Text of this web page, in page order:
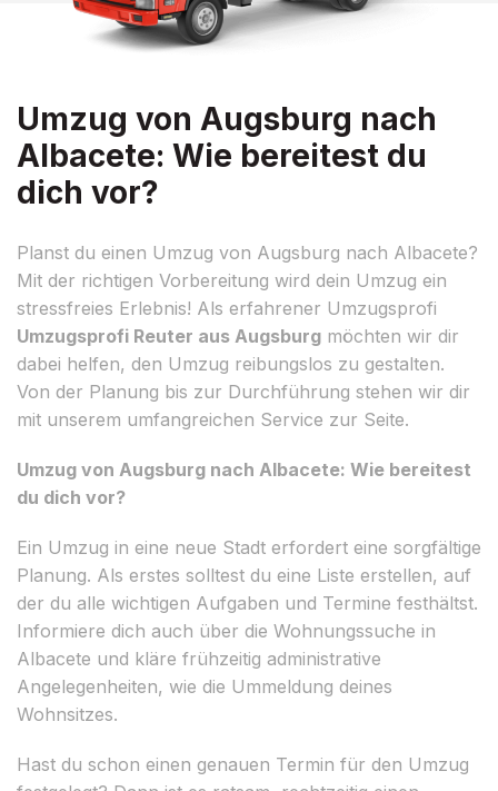
Umzug von Augsburg nach
Albacete: Wie bereitest du
dich vor?
Planst du einen Umzug von Augsburg nach Albacete?
Mit der richtigen Vorbereitung wird dein Umzug ein
stressfreies Erlebnis! Als erfahrener Umzugsprofi
Umzugsprofi Reuter aus Augsburg möchten wir dir
dabei helfen, den Umzug reibungslos zu gestalten.
Von der Planung bis zur Durchführung stehen wir dir
mit unserem umfangreichen Service zur Seite.
Umzug von Augsburg nach Albacete: Wie bereitest
du dich vor?
Ein Umzug in eine neue Stadt erfordert eine sorgfältige
Planung. Als erstes solltest du eine Liste erstellen, auf
der du alle wichtigen Aufgaben und Termine festhältst.
Informiere dich auch über die Wohnungssuche in
Albacete und kläre frühzeitig administrative
Angelegenheiten, wie die Ummeldung deines
Wohnsitzes.
Hast du schon einen genauen Termin für den Umzug